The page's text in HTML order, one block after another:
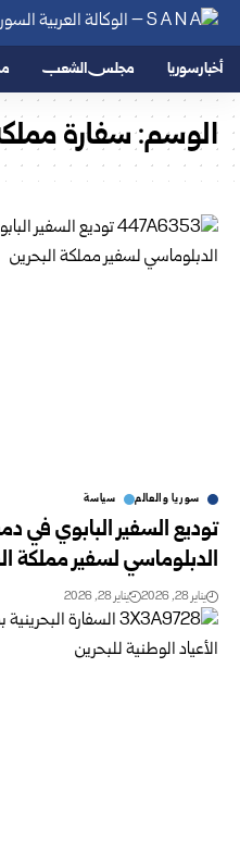
أخبار سوريا مجلس الشعب
الوسم:سفارة
سوريا والعالم سياسة
توديع السفير البابوي
الدبلوماسي لسفير مملكة
يناير 28, 2026 يناير 28, 2026